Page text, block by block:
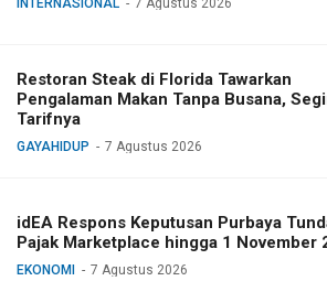
INTERNASIONAL 7 Agustus 2026
Restoran Steak di Florida Tawarkan
Pengalaman Makan Tanpa Busana,
Tarifnya
GAYAHIDUP 7 Agustus 2026
idEA Respons Keputusan Purbaya
Pajak Marketplace hingga 1 November
EKONOMI 7 Agustus 2026